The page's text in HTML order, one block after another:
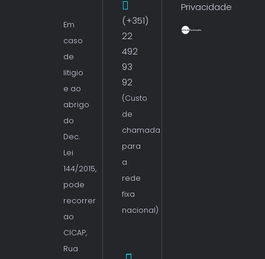
Em
caso
de
litigio
e ao
abrigo
do
Dec.
Lei
144/2015,
pode
recorrer
ao
CICAP,
Rua
(+351)
22
492
93
92
(Custo
de
chamada
para
a
rede
fixa
nacional)
Privacidade